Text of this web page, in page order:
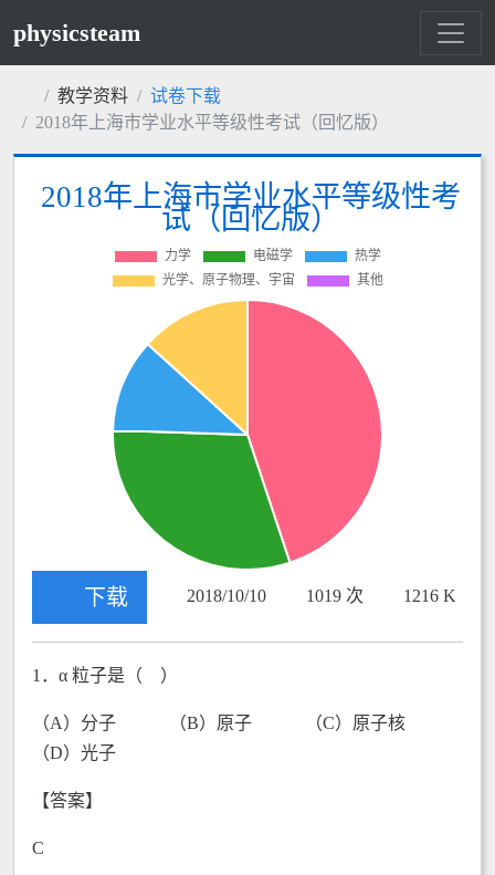
physicsteam
教学资料
试卷下载
2018年上海市学业水平等级性考试（回忆版）
2018年上海市学业水平等级性考
试（回忆版）
下载 2018/10/10 1019 次 1216 K
1．α 粒子是（ ）
（A）分子 （B）原子 （C）原子核
（D）光子
【答案】
C